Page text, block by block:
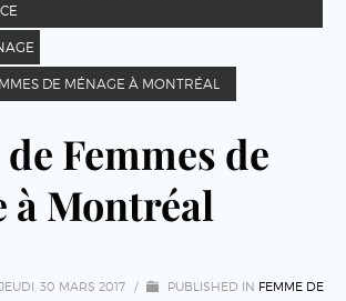
DE MÉNAGE À MONTRÉAL
Femmes de
à Montréal
JEUDI, 30 MARS 2017 / PUBLISHED IN FEMME DE